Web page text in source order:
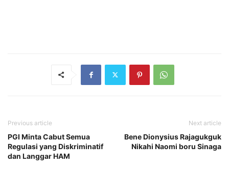
Previous article
PGI Minta Cabut Semua
Regulasi yang Diskriminatif
dan Langgar HAM
Next article
Bene Dionysius Rajagukguk
Nikahi Naomi boru Sinaga